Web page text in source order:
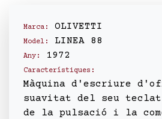
Marca: OLIVETTI
Model: LINEA 88
Any: 1972
Característiques:
Màquina d'escriure
suavitat del seu
de la pulsació i la